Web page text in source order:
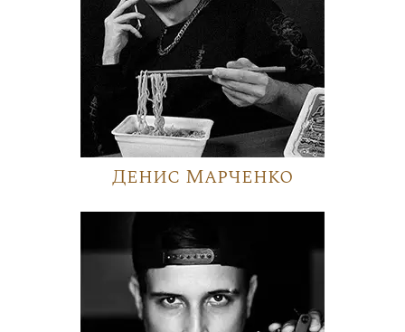
Денис Марченко